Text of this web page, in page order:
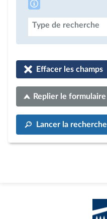
Type de recherche
Effacer les champs
Replier le formulaire
Lancer la recherche